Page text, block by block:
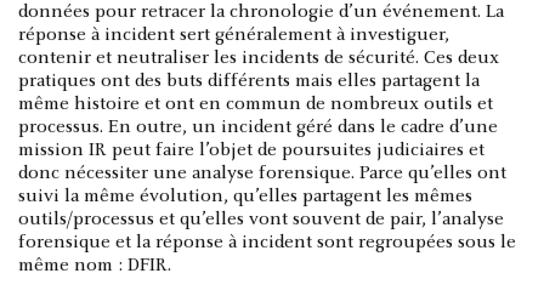
données pour retracer la chronologie d’un événement. La
réponse à incident sert généralement à investiguer,
contenir et neutraliser les incidents de sécurité. Ces deux
pratiques ont des buts différents mais elles partagent la
même histoire et ont en commun de nombreux outils et
processus. En outre, un incident géré dans le cadre d’une
mission IR peut faire l’objet de poursuites judiciaires et
donc nécessiter une analyse forensique. Parce qu’elles ont
suivi la même évolution, qu’elles partagent les mêmes
outils/processus et qu’elles vont souvent de pair, l’analyse
forensique et la réponse à incident sont regroupées sous le
même nom : DFIR.